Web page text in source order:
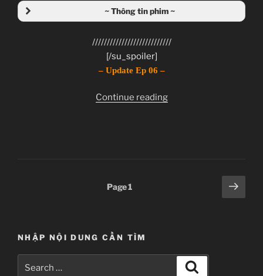
~ Thông tin phim ~
///////////////////////////
[/su_spoiler]
– Update Ep 06 –
Continue reading“Zankyou
Page1
Next
page
NHẬP NỘI DUNG CẦN TÌM